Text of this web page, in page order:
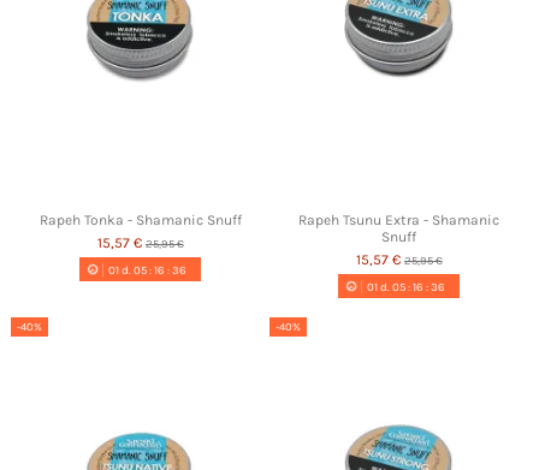
Rapeh Tonka - Shamanic Snuff
15,57 € 25,95 €
01d. 05:16 :35
Rapeh Tsunu Extra - Shamanic
Snuff
15,57 € 25,95 €
01d. 05:16 :35
-40% -40%